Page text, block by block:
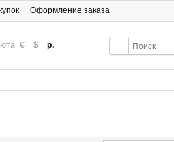
€ $ р.
Оформление заказа